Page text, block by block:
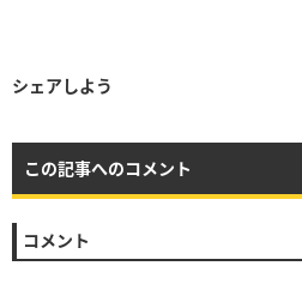
シェアしよう
この記事へのコメント
コメント